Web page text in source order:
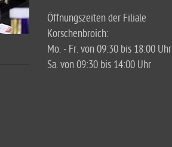
Öffnungszeiten der Filiale
Korschenbroich:
Mo. - Fr. von 09:30 bis 18:00 Uhr
Sa. von 09:30 bis 14:00 Uhr